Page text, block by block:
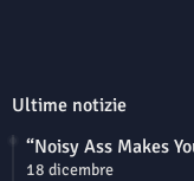
Ultime notizie
“Noisy Ass Makes
18 dicembre